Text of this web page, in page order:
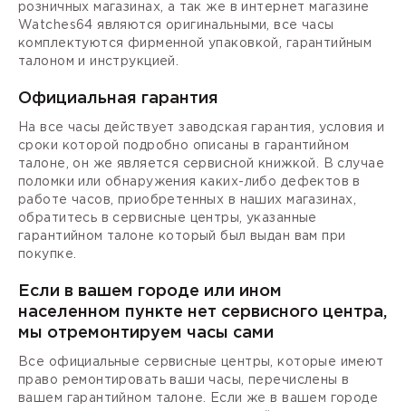
розничных магазинах, а так же в интернет магазине
Watches64 являются оригинальными, все часы
комплектуются фирменной упаковкой, гарантийным
талоном и инструкцией.
Официальная гарантия
На все часы действует заводская гарантия, условия и
сроки которой подробно описаны в гарантийном
талоне, он же является сервисной книжкой. В случае
поломки или обнаружения каких-либо дефектов в
работе часов, приобретенных в наших магазинах,
обратитесь в сервисные центры, указанные
гарантийном талоне который был выдан вам при
покупке.
Если в вашем городе или ином
населенном пункте нет сервисного центра,
мы отремонтируем часы сами
Все официальные сервисные центры, которые имеют
право ремонтировать ваши часы, перечислены в
вашем гарантийном талоне. Если же в вашем городе